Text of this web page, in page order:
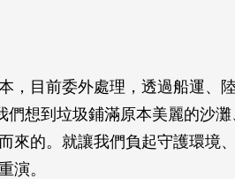
，目前委外處理，透過船運、陸
想到垃圾鋪滿原本美麗的沙灘
來的。就讓我們負起守護環境
演。